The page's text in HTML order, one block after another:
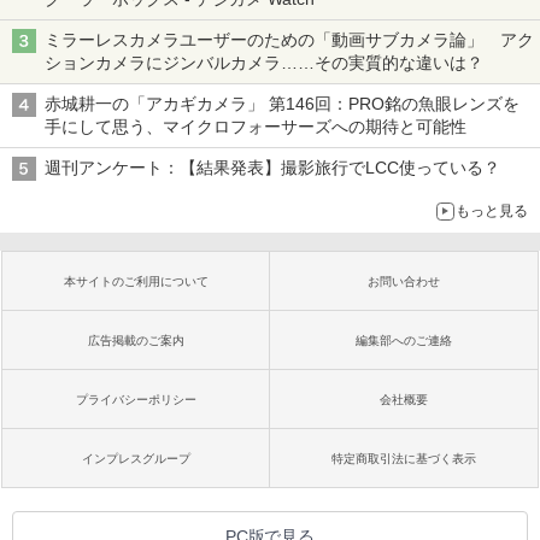
ミラーレスカメラユーザーのための「動画サブカメラ論」 アク
ションカメラにジンバルカメラ……その実質的な違いは？
赤城耕一の「アカギカメラ」 第146回：PRO銘の魚眼レンズを
手にして思う、マイクロフォーサーズへの期待と可能性
週刊アンケート：【結果発表】撮影旅行でLCC使っている？
もっと見る
本サイトのご利用について お問い合わせ
広告掲載のご案内 編集部へのご連絡
プライバシーポリシー 会社概要
インプレスグループ 特定商取引法に基づく表示